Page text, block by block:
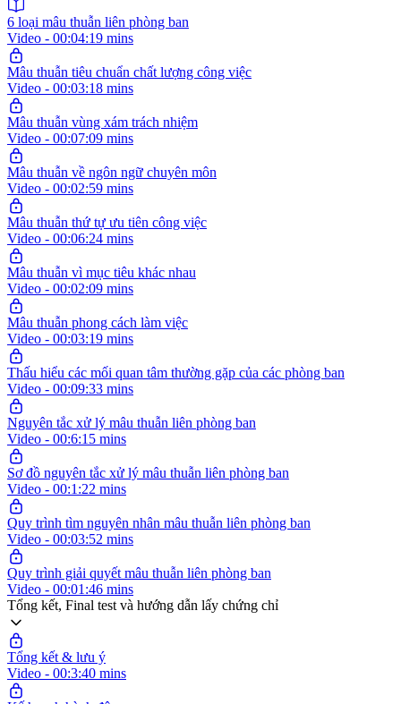
6 loại mâu thuẫn liên phòng ban
Video - 00:04:19 mins
Mâu thuẫn tiêu chuẩn chất lượng công việc
Video - 00:03:18 mins
Mâu thuẫn vùng xám trách nhiệm
Video - 00:07:09 mins
Mâu thuẫn về ngôn ngữ chuyên môn
Video - 00:02:59 mins
Mâu thuẫn thứ tự ưu tiên công việc
Video - 00:06:24 mins
Mâu thuẫn vì mục tiêu khác nhau
Video - 00:02:09 mins
Mâu thuẫn phong cách làm việc
Video - 00:03:19 mins
Thấu hiểu các mối quan tâm thường gặp của các phòng ban
Video - 00:09:33 mins
Nguyên tắc xử lý mâu thuẫn liên phòng ban
Video - 00:6:15 mins
Sơ đồ nguyên tắc xử lý mâu thuẫn liên phòng ban
Video - 00:1:22 mins
Quy trình tìm nguyên nhân mâu thuẫn liên phòng ban
Video - 00:03:52 mins
Quy trình giải quyết mâu thuẫn liên phòng ban
Video - 00:01:46 mins
Tổng kết, Final test và hướng dẫn lấy chứng chỉ
Tổng kết & lưu ý
Video - 00:3:40 mins